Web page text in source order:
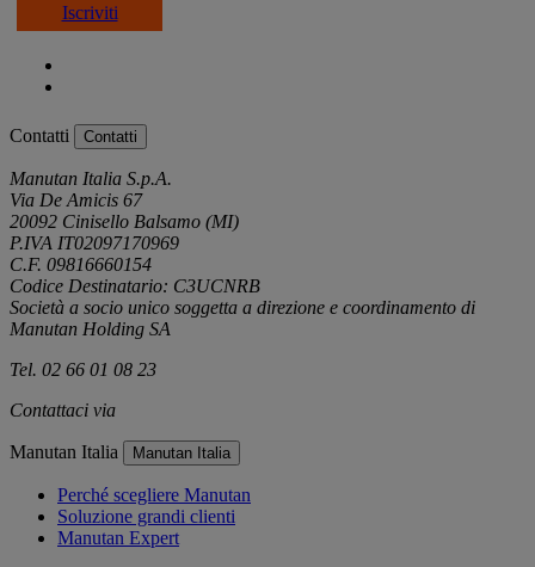
Iscriviti
Contatti Contatti
Manutan Italia S.p.A.
Via De Amicis 67
20092 Cinisello Balsamo (MI)
P.IVA IT02097170969
C.F. 09816660154
Codice Destinatario: C3UCNRB
Società a socio unico soggetta a direzione e coordinamento di
Manutan Holding SA
Tel. 02 66 01 08 23
Contattaci via
Manutan Italia Manutan Italia
Perché scegliere Manutan
Soluzione grandi clienti
Manutan Expert